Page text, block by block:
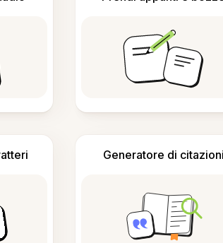
Generatore di citazioni